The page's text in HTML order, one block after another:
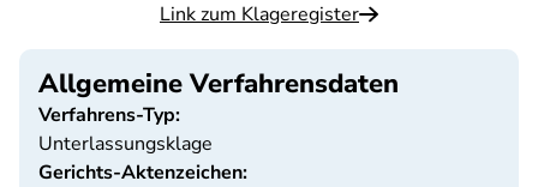
Link zum Klageregister
Allgemeine Verfahrensdaten
Verfahrens-Typ:
Unterlassungsklage
Gerichts-Aktenzeichen: